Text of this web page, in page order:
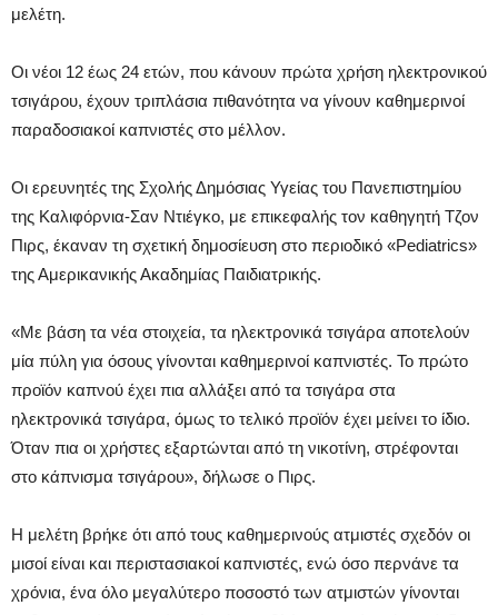
μελέτη.
Οι νέοι 12 έως 24 ετών, που κάνουν πρώτα χρήση ηλεκτρονικού
τσιγάρου, έχουν τριπλάσια πιθανότητα να γίνουν καθημερινοί
παραδοσιακοί καπνιστές στο μέλλον.
Οι ερευνητές της Σχολής Δημόσιας Υγείας του Πανεπιστημίου
της Καλιφόρνια-Σαν Ντιέγκο, με επικεφαλής τον καθηγητή Τζον
Πιρς, έκαναν τη σχετική δημοσίευση στο περιοδικό «Pediatrics»
της Αμερικανικής Ακαδημίας Παιδιατρικής.
«Με βάση τα νέα στοιχεία, τα ηλεκτρονικά τσιγάρα αποτελούν
μία πύλη για όσους γίνονται καθημερινοί καπνιστές. Το πρώτο
προϊόν καπνού έχει πια αλλάξει από τα τσιγάρα στα
ηλεκτρονικά τσιγάρα, όμως το τελικό προϊόν έχει μείνει το ίδιο.
Όταν πια οι χρήστες εξαρτώνται από τη νικοτίνη, στρέφονται
στο κάπνισμα τσιγάρου», δήλωσε ο Πιρς.
Η μελέτη βρήκε ότι από τους καθημερινούς ατμιστές σχεδόν οι
μισοί είναι και περιστασιακοί καπνιστές, ενώ όσο περνάνε τα
χρόνια, ένα όλο μεγαλύτερο ποσοστό των ατμιστών γίνονται